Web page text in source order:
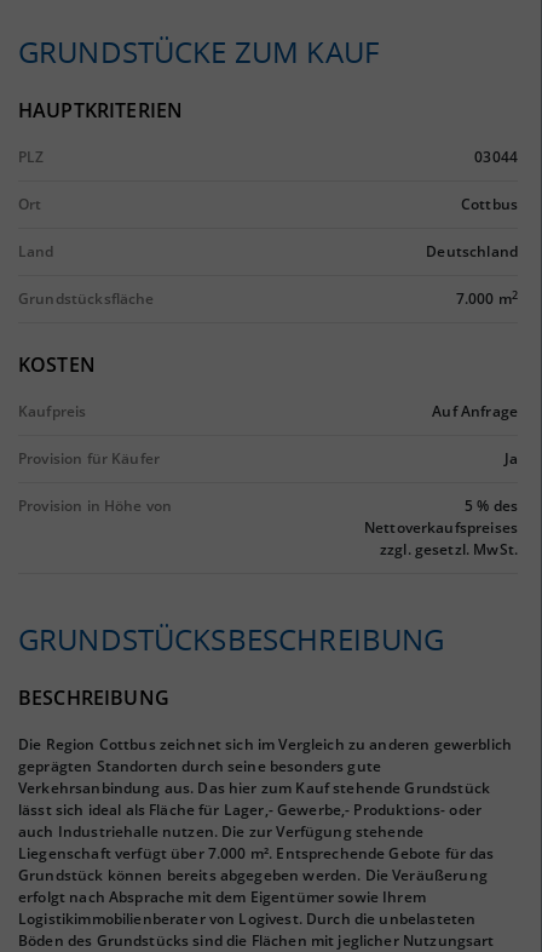
GRUNDSTÜCKE ZUM KAUF
HAUPTKRITERIEN
PLZ 03044
Ort Cottbus
Land Deutschland
Grundstücksfläche 7.000 m2
KOSTEN
Kaufpreis Auf Anfrage
Provision für Käufer Ja
Provision in Höhe von
5 % des
Nettoverkaufspreises
zzgl. gesetzl. MwSt.
GRUNDSTÜCKS­BESCHREIBUNG
BESCHREIBUNG
Die Region Cottbus zeichnet sich im Vergleich zu anderen gewerblich
geprägten Standorten durch seine besonders gute
Verkehrsanbindung aus. Das hier zum Kauf stehende Grundstück
lässt sich ideal als Fläche für Lager,- Gewerbe,- Produktions- oder
auch Industriehalle nutzen. Die zur Verfügung stehende
Liegenschaft verfügt über 7.000 m². Entsprechende Gebote für das
Grundstück können bereits abgegeben werden. Die Veräußerung
erfolgt nach Absprache mit dem Eigentümer sowie Ihrem
Logistikimmobilienberater von Logivest. Durch die unbelasteten
Böden des Grundstücks sind die Flächen mit jeglicher Nutzungsart